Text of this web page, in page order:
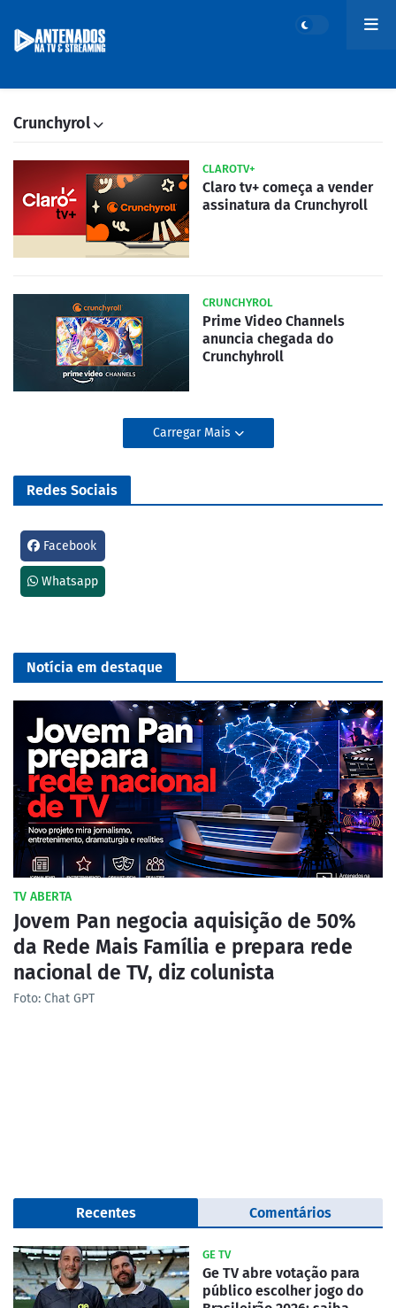
Crunchyrol
CLAROTV+
Claro tv+ começa a vender
assinatura da Crunchyroll
CRUNCHYROL
Prime Video Channels
anuncia chegada do
Crunchyhroll
Carregar Mais
Redes Sociais
Facebook
Whatsapp
Notícia em destaque
TV ABERTA
Jovem Pan negocia aquisição de 50%
da Rede Mais Família e prepara rede
nacional de TV, diz colunista
Foto: Chat GPT
Recentes Comentários
GE TV
Ge TV abre votação para
público escolher jogo do